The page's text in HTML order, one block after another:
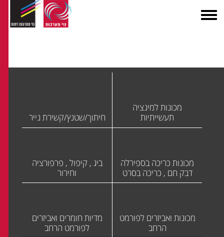
מכונות למינציה
תעשייתיות
חיתוך/שטנץ/קשירת נייר
מכונות כריכה בספירלה
דבק חם , כריכה בסרט
ביג , קיפול , פרפורציה
וחירור
מכונות ואביזרים לפורמט
הרחב
מדיות חומרים ואביזרים
לפורמט הרחב